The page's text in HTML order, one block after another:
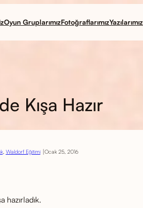
Oyun GruplarımızFotoğraflarımızYazılarımız
Kışa Hazır
, Waldorf Eğitimi|Ocak 25, 2016